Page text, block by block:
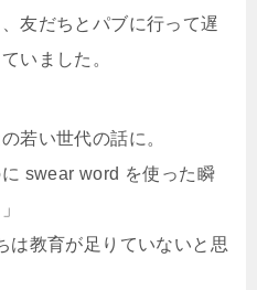
友だちとパブに行って遅
いました。
若い世代の話に。
swear word を使った瞬
は教育が足りていないと思